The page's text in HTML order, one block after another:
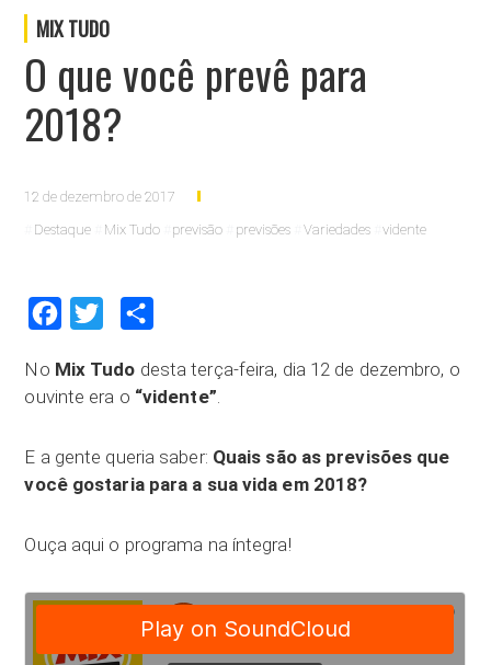
MIX TUDO
O que você prevê para
2018?
12 de dezembro de 2017
Destaque
Mix Tudo previsão previsões Variedades vidente
Facebook Twitter
No Mix Tudo desta terça-feira, dia 12 de dezembro, o
ouvinte era o “vidente”.
E a gente queria saber: Quais são as previsões que
você gostaria para a sua vida em 2018?
Ouça aqui o programa na íntegra!